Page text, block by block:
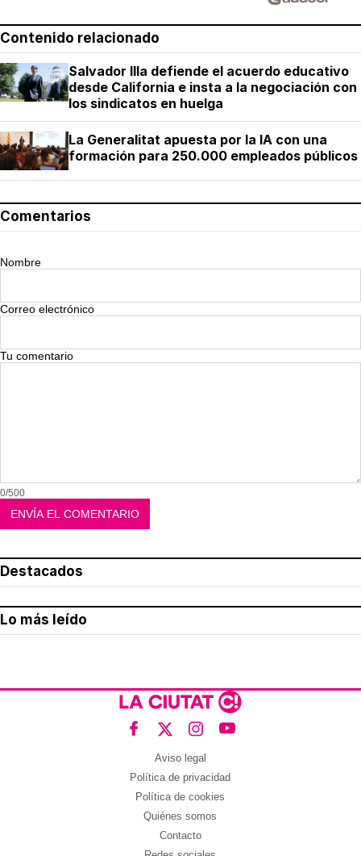
Contenido relacionado
Salvador Illa defiende el acuerdo educativo
desde California e insta a la negociación con
los sindicatos en huelga
La Generalitat apuesta por la IA con una
formación para 250.000 empleados públicos
Comentarios
Nombre
Correo electrónico
Tu comentario
0/500
Destacados
Lo más leído
Aviso legal
Política de privacidad
Política de cookies
Quiénes somos
Contacto